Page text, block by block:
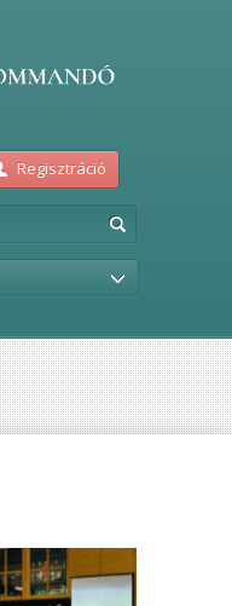
Regisztráció